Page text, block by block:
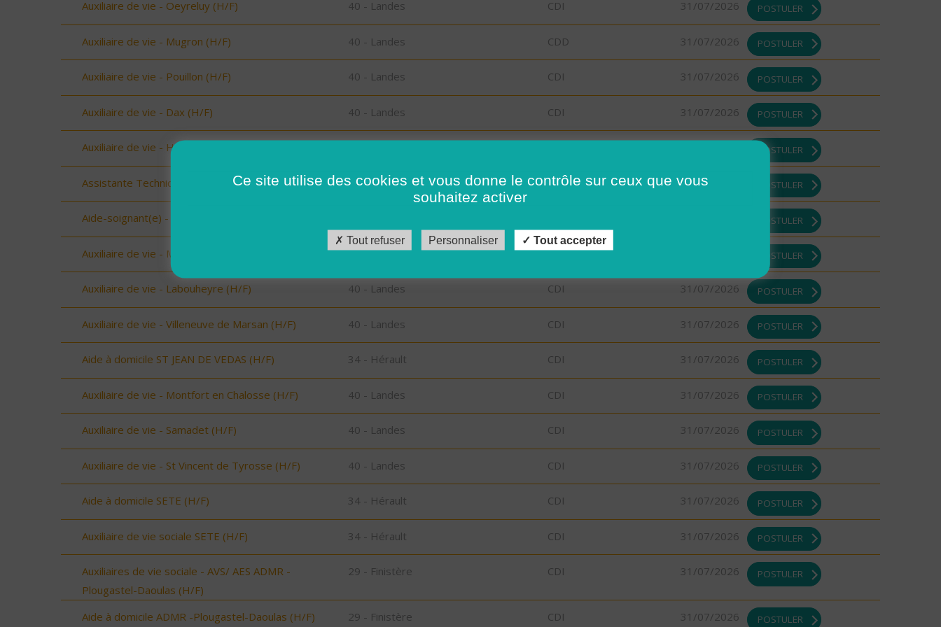
Auxiliaire de vie - Oeyreluy (H/F) 40 - Landes CDI 31/07/2026 POSTULER
Auxiliaire de vie - Mugron (H/F) 40 - Landes CDD 31/07/2026 POSTULER
Auxiliaire de vie - Pouillon (H/F) 40 - Landes CDI 31/07/2026 POSTULER
Auxiliaire de vie - Dax (H/F) 40 - Landes CDI 31/07/2026 POSTULER
Auxiliaire de vie - Hagetmau (H/F) POSTULER
Assistante Technique - Beaufort (73034) (H/F) 73 - Savoie CDI 31/07/2026 POSTULER
Aide-soignant(e) - Aime (73210) (H/F) POSTULER
Auxiliaire de vie - Mimizan (H/F) 40 - Landes CDI POSTULER
Auxiliaire de vie - Labouheyre (H/F) 40 - Landes CDI 31/07/2026 POSTULER
Auxiliaire de vie - Villeneuve de Marsan (H/F) 40 - Landes CDI 31/07/2026 POSTULER
Aide à domicile ST JEAN DE VEDAS (H/F) 34 - Hérault CDI 31/07/2026 POSTULER
Auxiliaire de vie - Montfort en Chalosse (H/F) 40 - Landes CDI 31/07/2026 POSTULER
Auxiliaire de vie - Samadet (H/F) 40 - Landes CDI 31/07/2026 POSTULER
Auxiliaire de vie - St Vincent de Tyrosse (H/F) 40 - Landes CDI 31/07/2026 POSTULER
Aide à domicile SETE (H/F) 34 - Hérault CDI 31/07/2026 POSTULER
Auxiliaire de vie sociale SETE (H/F) 34 - Hérault CDI 31/07/2026 POSTULER
Auxiliaires de vie sociale - AVS/ AES ADMR -
Plougastel-Daoulas (H/F)
29 - Finistère CDI 31/07/2026 POSTULER
Aide à domicile ADMR -Plougastel-Daoulas (H/F) 29 - Finistère CDI 31/07/2026 POSTULER
Ce site utilise des cookies et vous donne le contrôle sur ceux que vous
souhaitez activer
Tout refuser Personnaliser Tout accepter